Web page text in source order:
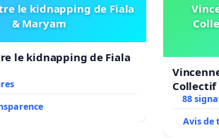
le kidnapping de Fiala
& Maryam
le kidnapping de Fiala
Collectif
Veil
88
Avis de